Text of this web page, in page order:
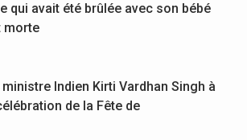
qui avait été brûlée avec son bébé
morte
Indien Kirti Vardhan Singh à
de la Fête de